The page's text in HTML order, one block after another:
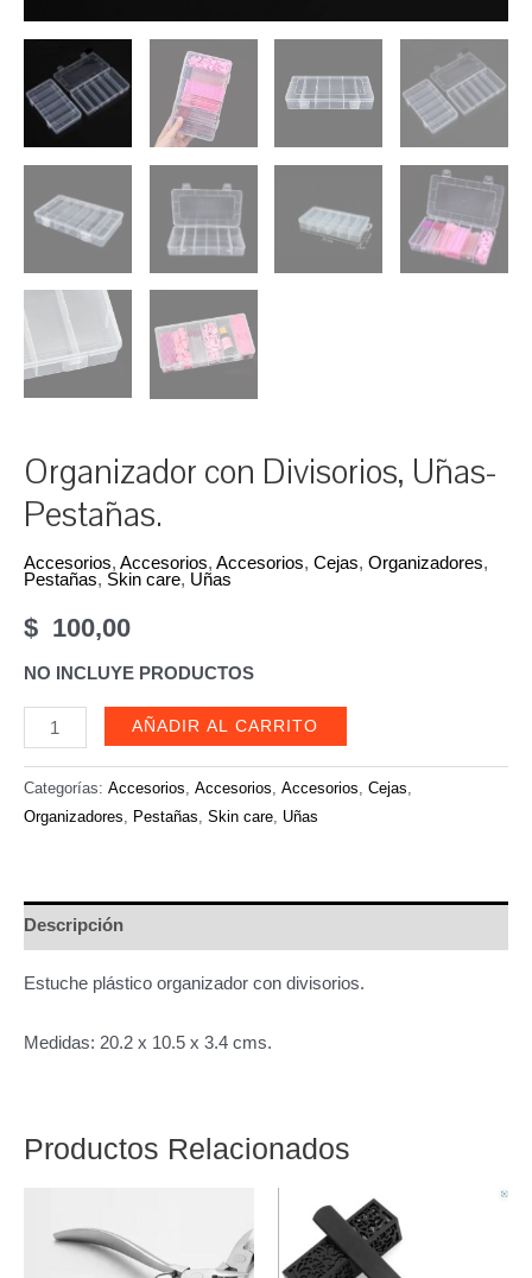
Organizador con Divisorios, Uñas-
Pestañas.
Accesorios, Accesorios, Accesorios, Cejas, Organizadores,
Pestañas, Skin care, Uñas
$ 100,00
NO INCLUYE PRODUCTOS
Organizador
con
Divisorios,
Uñas-
AÑADIR AL CARRITO
Categorías: Accesorios, Accesorios, Accesorios, Cejas,
Organizadores, Pestañas, Skin care, Uñas
Descripción
Estuche plástico organizador con divisorios.
Medidas: 20.2 x 10.5 x 3.4 cms.
Productos Relacionados